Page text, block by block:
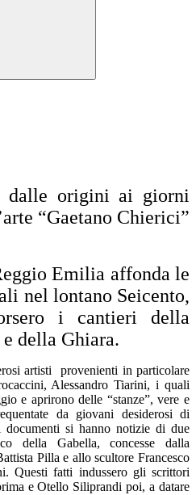
dalle origini ai giorni
“Gaetano Chierici”
Emilia affonda le
nel lontano Seicento,
i cantieri della
della Ghiara.
artisti provenienti in particolare
Alessandro Tiarini, i quali
e aprirono delle “stanze”, vere e
da giovani desiderosi di
documenti si hanno notizie di due
della Gabella, concesse dalla
Pilla e allo scultore Francesco
Questi fatti indussero gli scrittori
e Otello Siliprandi poi, a datare